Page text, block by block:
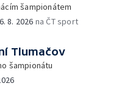
šampionátem
6. 8. 2026 na ČT sport
Tlumačov
šampionátu